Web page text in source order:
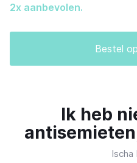
Bestel
2x aanbevolen.
Ik heb
Ischa